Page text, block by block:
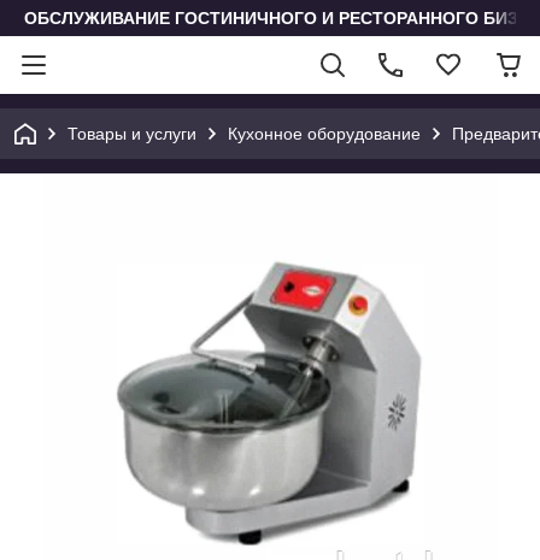
ОБСЛУЖИВАНИЕ ГОСТИНИЧНОГО И РЕСТОРАННОГО
Товары и услуги Кухонное оборудование